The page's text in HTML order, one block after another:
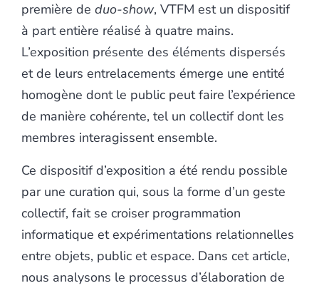
première de duo-show, VTFM est un dispositif
à part entière réalisé à quatre mains.
L’exposition présente des éléments dispersés
et de leurs entrelacements émerge une entité
homogène dont le public peut faire l’expérience
de manière cohérente, tel un collectif dont les
membres interagissent ensemble.
Ce dispositif d’exposition a été rendu possible
par une curation qui, sous la forme d’un geste
collectif, fait se croiser programmation
informatique et expérimentations relationnelles
entre objets, public et espace. Dans cet article,
nous analysons le processus d’élaboration de